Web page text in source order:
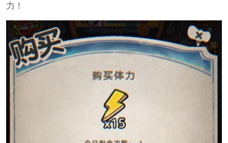
力！